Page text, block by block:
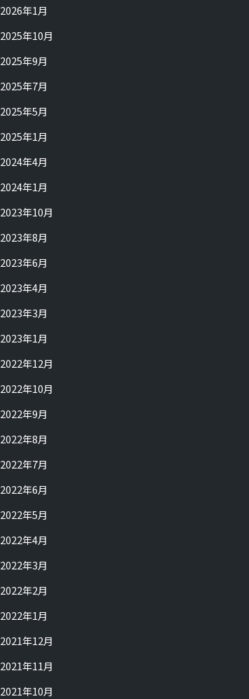
2026年1月
2025年10月
2025年9月
2025年7月
2025年5月
2025年1月
2024年4月
2024年1月
2023年10月
2023年8月
2023年6月
2023年4月
2023年3月
2023年1月
2022年12月
2022年10月
2022年9月
2022年8月
2022年7月
2022年6月
2022年5月
2022年4月
2022年3月
2022年2月
2022年1月
2021年12月
2021年11月
2021年10月